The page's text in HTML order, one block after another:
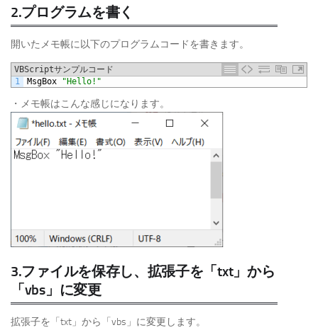
2.プログラムを書く
開いたメモ帳に以下のプログラムコードを書きます。
VBScriptサンプルコード
1
MsgBox "Hello!"
・メモ帳はこんな感じになります。
3.ファイルを保存し、拡張子を「txt」から
「vbs」に変更
拡張子を「txt」から「vbs」に変更します。